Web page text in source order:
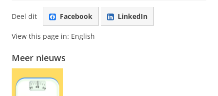
Deel dit Facebook LinkedIn
View this page in: English
Meer nieuws